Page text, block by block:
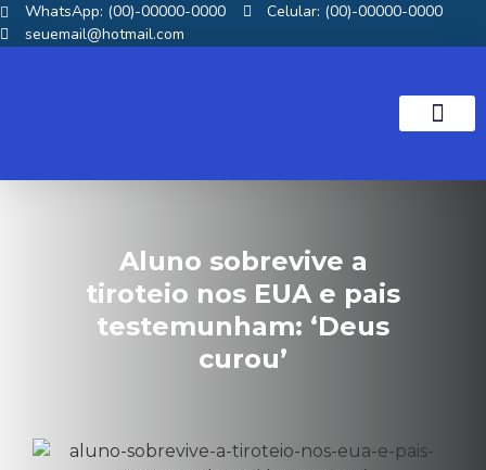
WhatsApp: (00)-00000-0000
Celular: (00)-00000-0000
seuemail@hotmail.com
Aluno sobrevive a
tiroteio nos EUA e pais
testemunham: ‘Deus
curou’